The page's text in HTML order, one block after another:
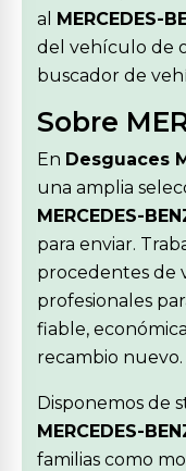
al MERCEDES-
del vehículo de
buscador de
Sobre
En Desguaces
una amplia
MERCEDES-
para enviar.
procedentes de
profesionales
fiable,
recambio nuevo.
Disponemos de
MERCEDES-
familias como